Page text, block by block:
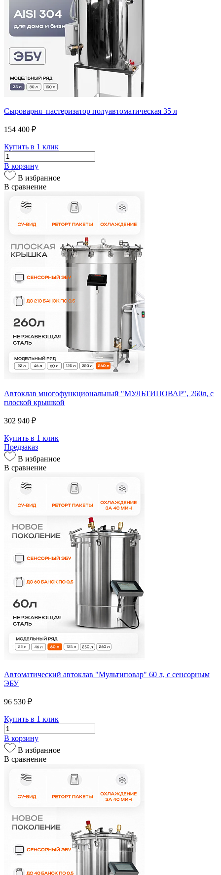
Сыроварня–пастеризатор полуавтоматическая 35 л
154 400 ₽
Купить в 1 клик
В корзину
В избранное
В сравнение
Автоклав многофункциональный "МУЛЬТИПОВАР", 260л, с
плоской крышкой
302 940 ₽
Купить в 1 клик
Предзаказ
В избранное
В сравнение
Автоматический автоклав "Мультиповар" 60 л, с сенсорным
ЭБУ
96 530 ₽
Купить в 1 клик
В корзину
В избранное
В сравнение